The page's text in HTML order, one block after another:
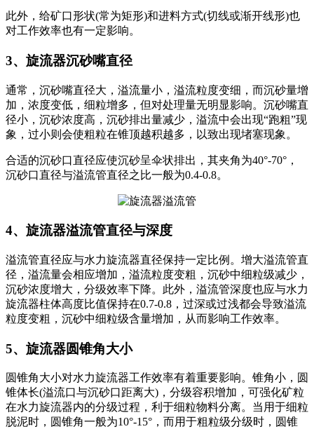
此外，给矿口形状(常为矩形)和进料方式(切线或渐开线形)也
对工作效率也有一定影响。
3、旋流器沉砂嘴直径
通常，沉砂嘴直径大，溢流量小，溢流粒度变细，而沉砂量增
加，浓度变低，细粒增多，但对处理量无明显影响。沉砂嘴直
径小，沉砂浓度高，沉砂排出量减少，溢流中会出现“跑粗”现
象，过小则会使粗粒在锥顶越积越多，以致出现堵塞现象。
合适的沉砂口直径应使沉砂呈伞状排出，其夹角为40°-70°，
沉砂口直径与溢流管直径之比一般为0.4-0.8。
4、旋流器溢流管直径与深度
溢流管直径应与水力旋流器直径保持一定比例。增大溢流管直
径，溢流量会相应增加，溢流粒度变粗，沉砂中细粒级减少，
沉砂浓度增大，分级效率下降。此外，溢流管深度也应与水力
旋流器柱体高度比值保持在0.7-0.8，过深或过浅都会导致溢流
粒度变粗，沉砂中细粒级含量增加，从而影响工作效率。
5、旋流器圆锥角大小
圆锥角大小对水力旋流器工作效率有着重要影响。锥角小，圆
锥体长(溢流口与沉砂口距离大)，分级容积增加，可强化矿粒
在水力旋流器内的分级过程，利于细粒物料分离。当用于细粒
脱泥时，圆锥角一般为10°-15°，而用于粗粒级分级时，圆锥